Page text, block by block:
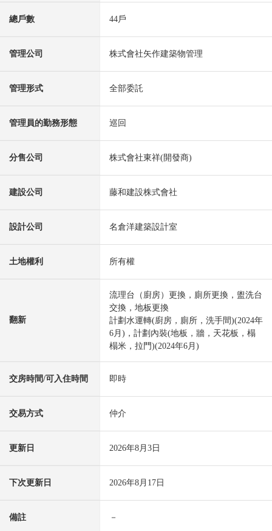
總戶數 44戶
管理公司 株式會社矢作建築物管理
管理形式 全部委託
管理員的勤務形態 巡回
分售公司 株式會社東祥(開發商)
建設公司 藤和建設株式會社
設計公司 名倉洋建築設計室
土地權利 所有權
翻新
流理台（廚房）更換，廁所更換，盥洗台
交換，地板更換
計劃水運轉(廚房，廁所，洗手間)(2024年
6月)，計劃內裝(地板，牆，天花板，榻
榻米，拉門)(2024年6月)
交房時間/可入住時間 即時
交易方式 仲介
更新日 2026年8月3日
下次更新日 2026年8月17日
備註 －